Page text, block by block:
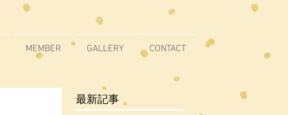
MEMBER GALLERY CONTACT
最新記事